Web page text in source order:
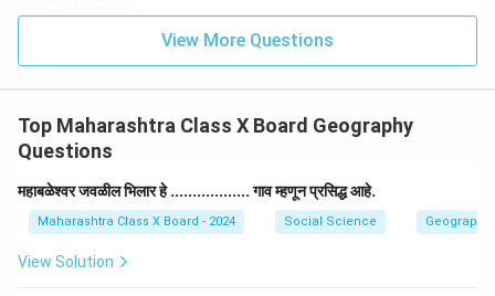
View More Questions
Top Maharashtra Class X Board Geography
Questions
महाबळेश्वर जवळील भिलार हे .................. गाव म्हणून प्रसिद्ध आहे.
Maharashtra Class X Board - 2024 Social Science Geography
View Solution